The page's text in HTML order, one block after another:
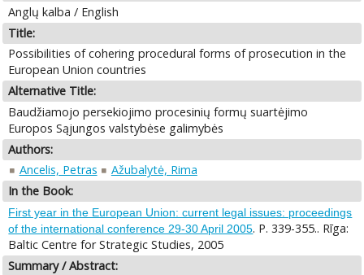
Anglų kalba / English
Title:
Possibilities of cohering procedural forms of prosecution in the
European Union countries
Alternative Title:
Baudžiamojo persekiojimo procesinių formų suartėjimo
Europos Sąjungos valstybėse galimybės
Authors:
Ancelis, Petras
Ažubalytė, Rima
In the Book:
First year in the European Union: current legal issues: proceedings
of the international conference 29-30 April 2005. P. 339-355.. Rīga:
Baltic Centre for Strategic Studies, 2005
Summary / Abstract: